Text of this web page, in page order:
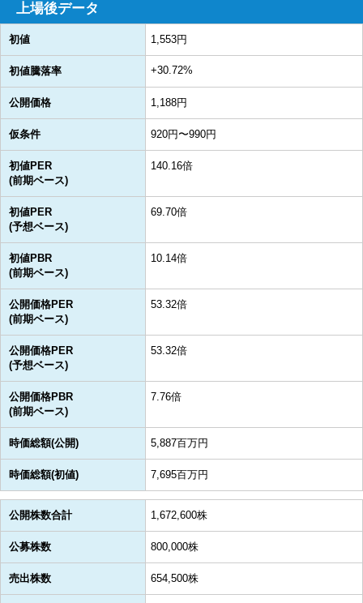
上場後データ
初値 1,553円
初値騰落率 +30.72%
公開価格 1,188円
仮条件 920円〜990円
初値PER
(前期ベース)
140.16倍
初値PER
(予想ベース)
69.70倍
初値PBR
(前期ベース)
10.14倍
公開価格PER
(前期ベース)
53.32倍
公開価格PER
(予想ベース)
53.32倍
公開価格PBR
(前期ベース)
7.76倍
時価総額(公開) 5,887百万円
時価総額(初値) 7,695百万円
公開株数合計 1,672,600株
公募株数 800,000株
売出株数 654,500株